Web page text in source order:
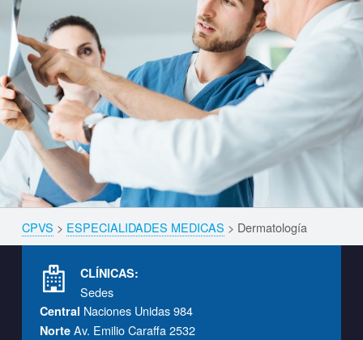
Breadcrumbs navigation
CPVS > ESPECIALIDADES MEDICAS > Dermatología
CLÍNICAS:
Sedes
Central Naciones Unidas 984
Norte Av. Emilio Caraffa 2532